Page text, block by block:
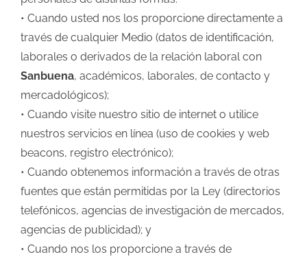
• Cuando usted nos los proporcione directamente a
través de cualquier Medio (datos de identificación,
laborales o derivados de la relación laboral con
Sanbuena, académicos, laborales, de contacto y
mercadológicos);
• Cuando visite nuestro sitio de internet o utilice
nuestros servicios en línea (uso de cookies y web
beacons, registro electrónico);
• Cuando obtenemos información a través de otras
fuentes que están permitidas por la Ley (directorios
telefónicos, agencias de investigación de mercados,
agencias de publicidad); y
• Cuando nos los proporcione a través de